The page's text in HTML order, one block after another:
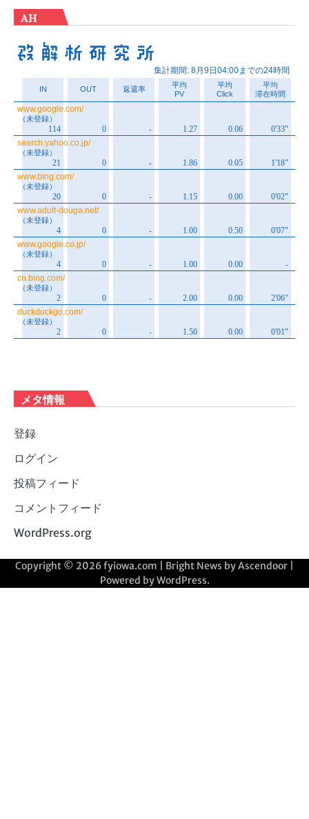
AH
メタ情報
登録
ログイン
投稿フィード
コメントフィード
WordPress.org
Copyright © 2026fyiowa.com | Bright News byAscendoor
Powered byWordPress.